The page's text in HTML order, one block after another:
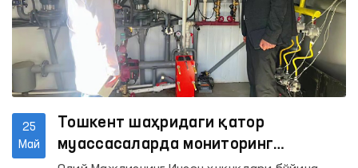
25
Май
Тошкент шаҳридаги қатор
муассасаларда мониторинг